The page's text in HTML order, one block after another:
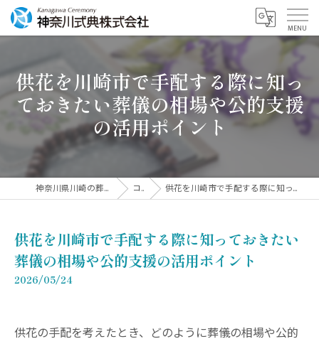
供花を川崎市で手配する際に知っ
ておきたい葬儀の相場や公的支援
の活用ポイント
神奈川県川崎の葬儀なら神奈川式典株式会社 コラム 供花を川崎市で手配する際に知っておきたい葬儀の相場や公的支援の活用ポイント
供花を川崎市で手配する際に知っておきたい
葬儀の相場や公的支援の活用ポイント
2026/05/24
供花の手配を考えたとき、どのように葬儀の相場や公的